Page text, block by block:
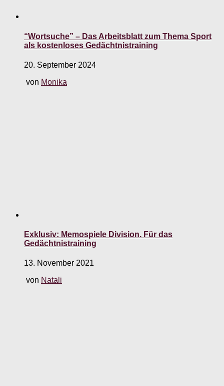
“Wortsuche” – Das Arbeitsblatt zum Thema Sport
als kostenloses Gedächtnistraining
20. September 2024
von Monika
Exklusiv: Memospiele Division. Für das
Gedächtnistraining
13. November 2021
von Natali